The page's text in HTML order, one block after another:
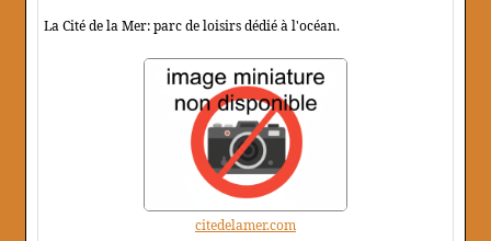
La Cité de la Mer: parc de loisirs dédié à l'océan.
citedelamer.com